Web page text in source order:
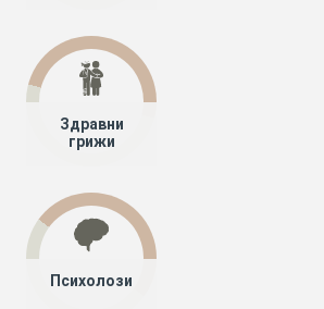
Здравни
грижи
Психолози